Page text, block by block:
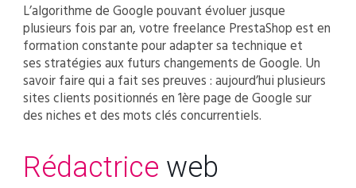
L’algorithme de Google pouvant évoluer jusque
plusieurs fois par an, votre freelance PrestaShop est en
formation constante pour adapter sa technique et
ses stratégies aux futurs changements de Google. Un
savoir faire qui a fait ses preuves : aujourd’hui plusieurs
sites clients positionnés en 1ère page de Google sur
des niches et des mots clés concurrentiels.
Rédactrice web